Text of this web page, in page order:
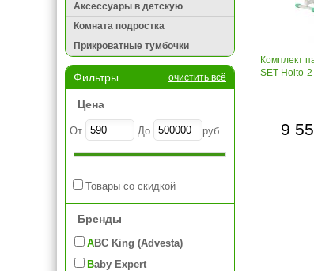
Аксессуары в детскую
Комната подростка
Прикроватные тумбочки
Фильтры очистить всё
Цена
От До руб.
Товары со скидкой
Бренды
ABC King (Advesta)
Baby Expert
Комплект
SET Holto-2
9